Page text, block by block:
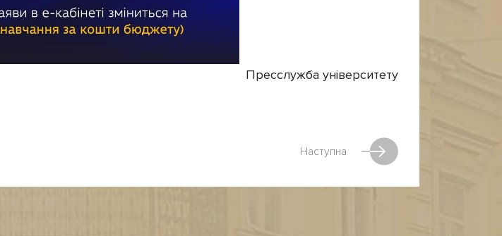
Пресслужба університету
Наступна